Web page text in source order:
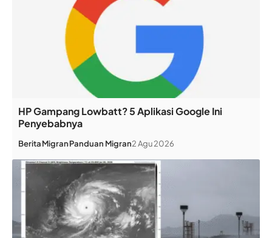
HP Gampang Lowbatt? 5 Aplikasi Google Ini
Penyebabnya
BeritaMigranPanduan Migran2 Agu 2026